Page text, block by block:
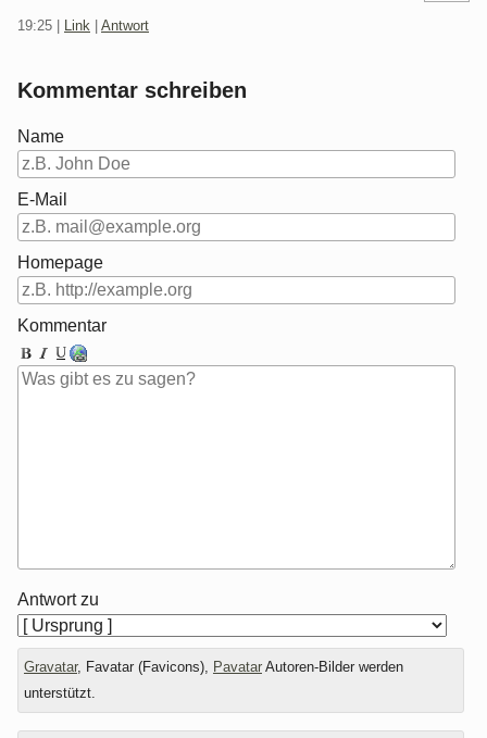
19:25 Link Antwort
Kommentar schreiben
Name
E-Mail
Homepage
Kommentar
Antwort zu
Gravatar, Favatar (Favicons), PavatarAutoren-Bilder werden
unterstützt.